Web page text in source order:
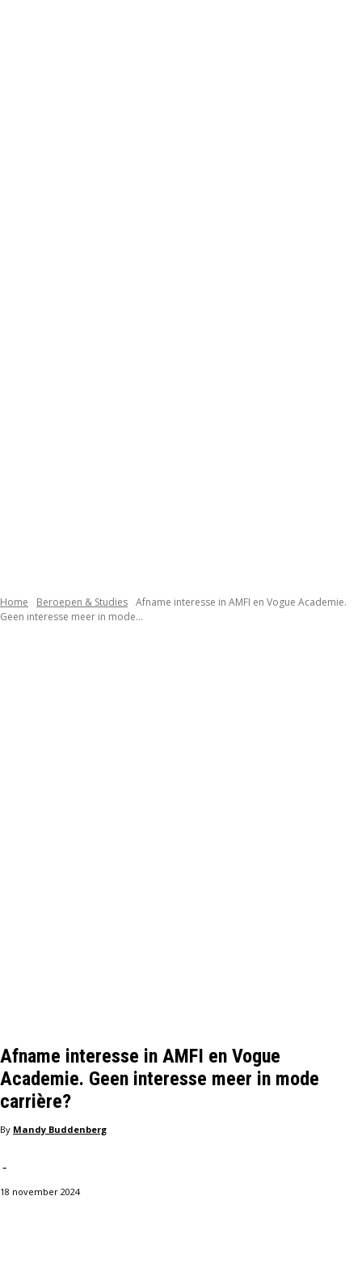
Home Beroepen & Studies Afname interesse in AMFI en Vogue Academie.
Geen interesse meer in mode...
Afname interesse in AMFI en Vogue
Academie. Geen interesse meer in mode
carrière?
By Mandy Buddenberg
-
18 november 2024